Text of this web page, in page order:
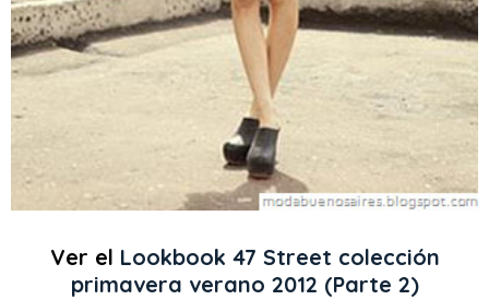
Ver el Lookbook 47 Street colección
primavera verano 2012 (Parte 2)